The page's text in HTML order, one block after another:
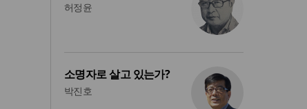
허정윤
소명자로 살고 있는가?
박진호